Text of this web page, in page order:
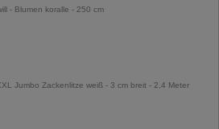
- Blumen koralle - 250 cm
Jumbo Zackenlitze weiß - 3 cm breit - 2,4 Meter